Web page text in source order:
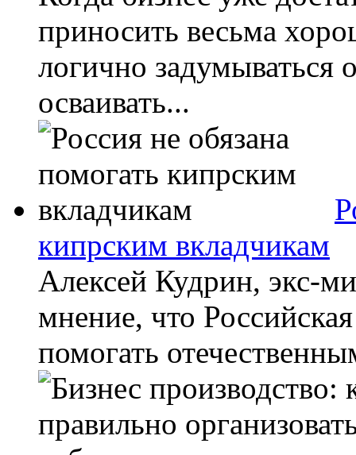
приносить весьма
логично
осваивать...
кипрским вкладчикам
Алексей Кудрин, экс-
мнение, что
помогать